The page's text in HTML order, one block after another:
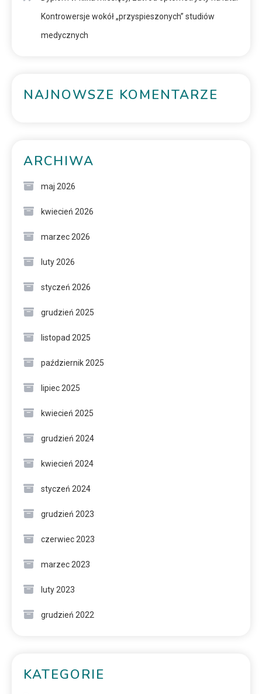
Kontrowersje wokół „przyspieszonych” studiów
medycznych
NAJNOWSZE KOMENTARZE
ARCHIWA
maj 2026
kwiecień 2026
marzec 2026
luty 2026
styczeń 2026
grudzień 2025
listopad 2025
październik 2025
lipiec 2025
kwiecień 2025
grudzień 2024
kwiecień 2024
styczeń 2024
grudzień 2023
czerwiec 2023
marzec 2023
luty 2023
grudzień 2022
KATEGORIE